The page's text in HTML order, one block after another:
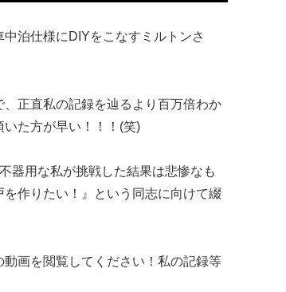
泊仕様にDIYをこなすミルトンさ
正直私の記録を辿るより百万倍わか
た方が早い！！！(笑)
用な私が挑戦した結果は悲惨なも
作りたい！』という同志に向けて綴
画を閲覧してください！私の記録等